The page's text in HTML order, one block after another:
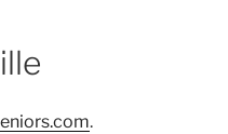
.